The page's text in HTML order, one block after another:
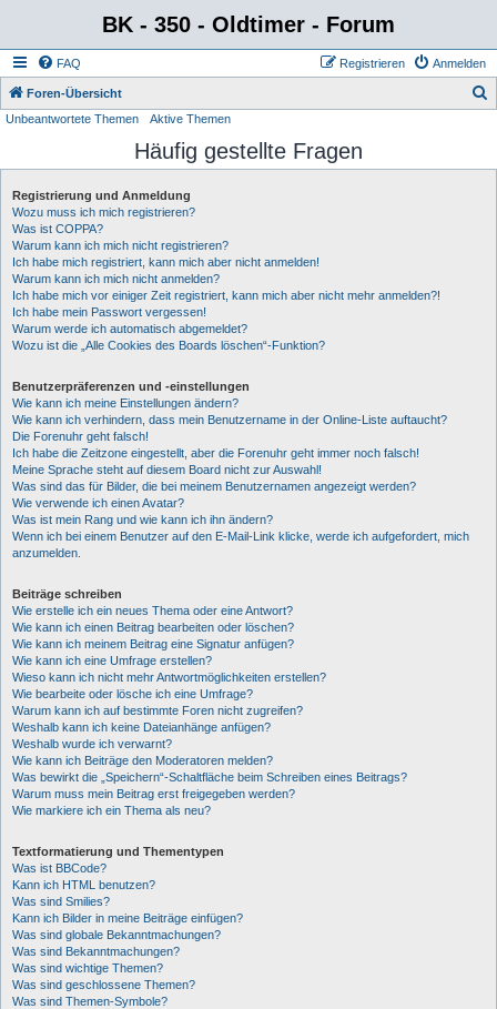
BK - 350 - Oldtimer - Forum
FAQ Anmelden
Registrieren
Foren-Übersicht
h
Unbeantwortete Themen Aktive Themen
Häufig gestellte Fragen
Registrierung und Anmeldung
Wozu muss ich mich registrieren?
Was ist COPPA?
Warum kann ich mich nicht registrieren?
Ich habe mich registriert, kann mich aber nicht anmelden!
Warum kann ich mich nicht anmelden?
Ich habe mich vor einiger Zeit registriert, kann mich aber nicht mehr anmelden?!
Ich habe mein Passwort vergessen!
Warum werde ich automatisch abgemeldet?
Wozu ist die „Alle Cookies des Boards löschen“-Funktion?
Benutzerpräferenzen und -einstellungen
Wie kann ich meine Einstellungen ändern?
Wie kann ich verhindern, dass mein Benutzername in der Online-Liste auftaucht?
Die Forenuhr geht falsch!
Ich habe die Zeitzone eingestellt, aber die Forenuhr geht immer noch falsch!
Meine Sprache steht auf diesem Board nicht zur Auswahl!
Was sind das für Bilder, die bei meinem Benutzernamen angezeigt werden?
Wie verwende ich einen Avatar?
Was ist mein Rang und wie kann ich ihn ändern?
Wenn ich bei einem Benutzer auf den E-Mail-Link klicke, werde ich aufgefordert, mich
anzumelden.
Beiträge schreiben
Wie erstelle ich ein neues Thema oder eine Antwort?
Wie kann ich einen Beitrag bearbeiten oder löschen?
Wie kann ich meinem Beitrag eine Signatur anfügen?
Wie kann ich eine Umfrage erstellen?
Wieso kann ich nicht mehr Antwortmöglichkeiten erstellen?
Wie bearbeite oder lösche ich eine Umfrage?
Warum kann ich auf bestimmte Foren nicht zugreifen?
Weshalb kann ich keine Dateianhänge anfügen?
Weshalb wurde ich verwarnt?
Wie kann ich Beiträge den Moderatoren melden?
Was bewirkt die „Speichern“-Schaltfläche beim Schreiben eines Beitrags?
Warum muss mein Beitrag erst freigegeben werden?
Wie markiere ich ein Thema als neu?
Textformatierung und Thementypen
Was ist BBCode?
Kann ich HTML benutzen?
Was sind Smilies?
Kann ich Bilder in meine Beiträge einfügen?
Was sind globale Bekanntmachungen?
Was sind Bekanntmachungen?
Was sind wichtige Themen?
Was sind geschlossene Themen?
Was sind Themen-Symbole?